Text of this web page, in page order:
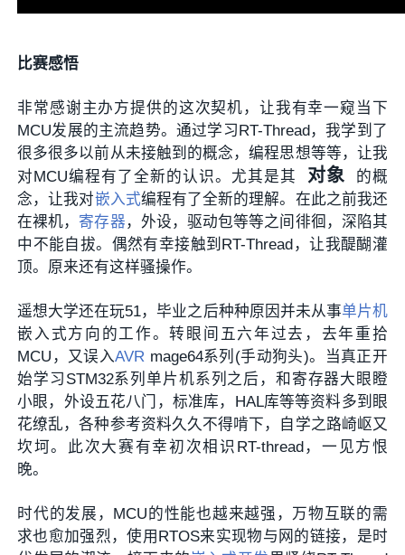
比赛感悟
非常感谢主办方提供的这次契机，让我有幸一窥当下
MCU发展的主流趋势。通过学习RT-Thread，我学到了
很多很多以前从未接触到的概念，编程思想等等，让我
对MCU编程有了全新的认识。尤其是其 对象
的概
念，让我对嵌入式编程有了全新的理解。在此之前我还
在裸机， 寄存器 ，外设，驱动包等等之间徘徊，深陷其
中不能自拔。偶然有幸接触到RT-Thread，让我醍醐灌
顶。原来还有这样骚操作。
遥想大学还在玩51，毕业之后种种原因并未从事单片机
嵌入式方向的工作。转眼间五六年过去，去年重拾
MCU，又误入AVR mage64系列(手动狗头)。当真正开
始学习STM32系列单片机系列之后，和寄存器大眼瞪
小眼，外设五花八门，标准库，HAL库等等资料多到眼
花缭乱，各种参考资料久久不得啃下，自学之路崎岖又
坎坷。此次大赛有幸初次相识RT-thread，一见方恨
晚。
时代的发展，MCU的性能也越来越强，万物互联的需
求也愈加强烈，使用RTOS来实现物与网的链接，是时